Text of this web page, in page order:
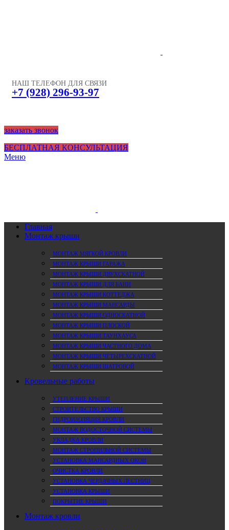
НАШ ТЕЛЕФОН ДЛЯ СВЯЗИ
+7 (928) 296-93-97
заказать звонок
БЕСПЛАТНАЯ КОНСУЛЬТАЦИЯ
Меню
Главная
Монтаж крыши
МОНТАЖ МЯГКОЙ КРОВЛИ
МОНТАЖ КРЫШИ ГАРАЖА
МОНТАЖ КРЫШИ ДВУХСКАТНОЙ
МОНТАЖ КРЫШИ ДЛЯ БАНИ
МОНТАЖ КРЫШИ КОТТЕДЖА
МОНТАЖ КРЫШИ МАНСАРДЫ
МОНТАЖ КРЫШИ ОДНОСКАТНОЙ
МОНТАЖ КРЫШИ ПЛОСКОЙ
МОНТАЖ КРЫШИ ТАУНХАУСА
МОНТАЖ КРЫШИ ЧАСТНОГО ДОМА
МОНТАЖ КРЫШИ ЧЕТЫРЕХСКАТНОЙ
МОНТАЖ КРЫШИ ШАТРОВОЙ
Кровельные работы
УТЕПЛЕНИЕ КРЫШИ
СТРОИТЕЛЬСТВО КРЫШИ
ГИДРОИЗОЛЯЦИЯ КРОВЛИ
МОНТАЖ ВОДОСТОЧНОЙ СИСТЕМЫ
УКЛАДКА КРОВЛИ
МОНТАЖ СТРОПИЛЬНОЙ СИСТЕМЫ
УСТАНОВКА МАНСАРДНЫХ ОКОН
ОЧИСТКА КРОВЛИ
УСТАНОВКА ЧЕРДАЧНЫХ ЛЕСТНИЦ
УСТАНОВКА КРЫШИ
ПОКРЫТИЕ КРЫШИ
Монтаж кровли